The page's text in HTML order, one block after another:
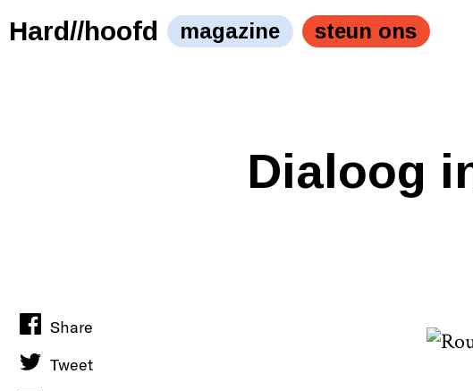
open?" />
Hard//hoofd magazine steun ons
Dialoog
Share
Tweet